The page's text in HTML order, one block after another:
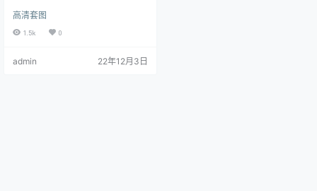
有寻找到的她，今天她来了，她就
是夏鸽鸽不想起床，这个狮子座的
图集比较少但是浏览.
高清套图
1.5k 0
admin 22年12月3日